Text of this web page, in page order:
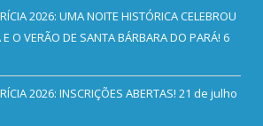
2026: UMA NOITE HISTÓRICA CELEBROU
O VERÃO DE SANTA BÁRBARA DO PARÁ! 6
2026: INSCRIÇÕES ABERTAS! 21 de julho